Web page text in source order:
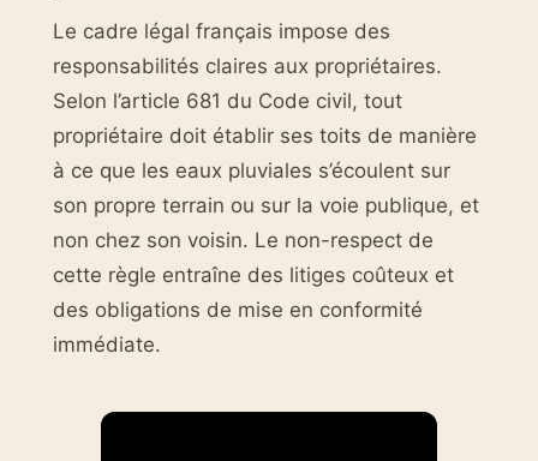
Le cadre légal français impose des
responsabilités claires aux propriétaires.
Selon l’article 681 du Code civil, tout
propriétaire doit établir ses toits de manière
à ce que les eaux pluviales s’écoulent sur
son propre terrain ou sur la voie publique, et
non chez son voisin. Le non-respect de
cette règle entraîne des litiges coûteux et
des obligations de mise en conformité
immédiate.